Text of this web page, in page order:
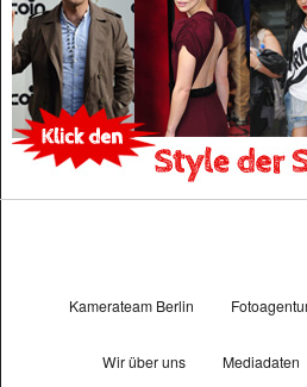
Kamerateam Berlin
Wir über uns Mediadaten